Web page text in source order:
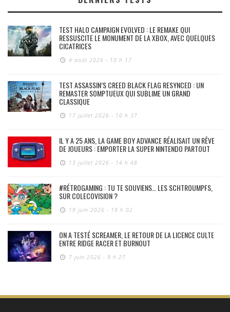
TEST HALO CAMPAIGN EVOLVED : LE REMAKE QUI
RESSUSCITE LE MONUMENT DE LA XBOX, AVEC QUELQUES
CICATRICES
4 août 2026 - 10 h 17
TEST ASSASSIN’S CREED BLACK FLAG RESYNCED : UN
REMASTER SOMPTUEUX QUI SUBLIME UN GRAND
CLASSIQUE
17 juillet 2026 - 10 h 37
IL Y A 25 ANS, LA GAME BOY ADVANCE RÉALISAIT UN RÊVE
DE JOUEURS : EMPORTER LA SUPER NINTENDO PARTOUT
13 juillet 2026 - 14 h 48
#RÉTROGAMING : TU TE SOUVIENS… LES SCHTROUMPFS,
SUR COLECOVISION ?
19 juin 2026 - 19 h 02
ON A TESTÉ SCREAMER, LE RETOUR DE LA LICENCE CULTE
ENTRE RIDGE RACER ET BURNOUT
7 juin 2026 - 9 h 27